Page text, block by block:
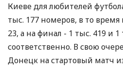
Киеве для любителей
тыс. 177 номеров, в то время
23, а на финал - 1 тыс. 419 и 1
соответственно. В свою
Донецк на стартовый матч